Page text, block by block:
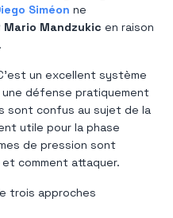
Siméon ne
Mario Mandzukic en raison
un excellent système
défense pratiquement
sont confus au sujet de la
utile pour la phase
de pression sont
comment attaquer.
trois approches